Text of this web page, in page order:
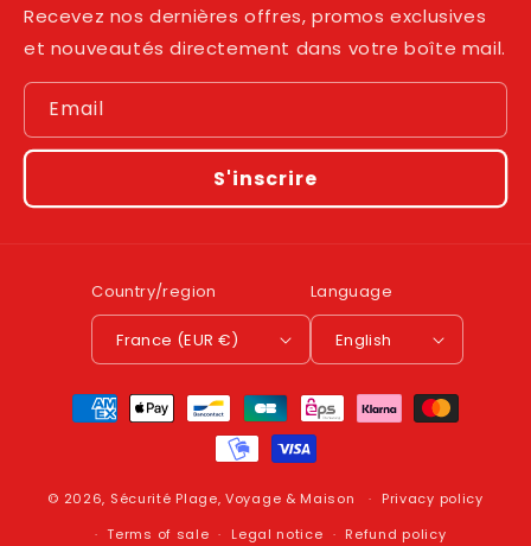
Recevez nos dernières offres, promos exclusives
et nouveautés directement dans votre boîte mail.
Email
S'inscrire
Country/region
France (EUR €)
Language
English
Payment
methods
© 2026, Sécurité Plage, Voyage & Maison
Privacy policy
Terms of sale
Legal notice Refund policy